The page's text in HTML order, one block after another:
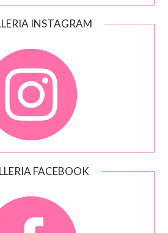
INSTAGRAM
FACEBOOK